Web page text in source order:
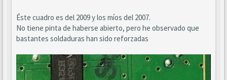
Éste cuadro es del 2009 y los míos del 2007.
No tiene pinta de haberse abierto, pero he observado que
bastantes soldaduras han sido reforzadas